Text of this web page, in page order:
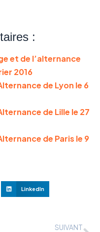
:
et de l’alternance
2016
de Lyon le 6
de Lille le 27
de Paris le 9
LinkedIn
SUIVANT